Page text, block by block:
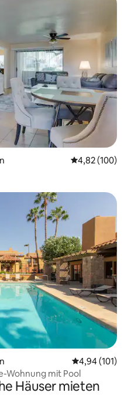
4,82 (100)
4,94 (101)
Wohnung mit Pool
Häuser mieten